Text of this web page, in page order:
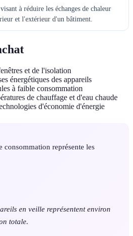
à réduire les échanges de chaleur
et l'extérieur d'un bâtiment.
et de l'isolation
énergétiques des appareils
à faible consommation
de chauffage et d'eau chaude
d'économie d'énergie
consommation représente les
en veille représentent environ
totale.